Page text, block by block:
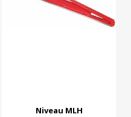
Niveau MLH